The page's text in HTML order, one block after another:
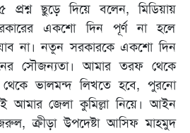
ছুড়ে দিয়ে বলেন, মিডিয়ায়
একশো দিন পূর্ণ না হলে
না। নতুন সরকারকে একশো দিন
সৌজন‍্যতা। আমার তরফ থেকে
ভালমন্দ লিখতে হবে, পুরনো
আমার জেলা কুমিল্লা নিয়ে। আইন
ক্রীড়া উপদেষ্টা আসিফ মাহমুদ